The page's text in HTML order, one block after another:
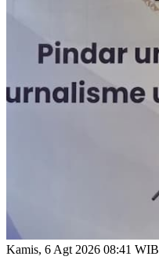
Kamis, 6 Agt 2026 08:41 WIB